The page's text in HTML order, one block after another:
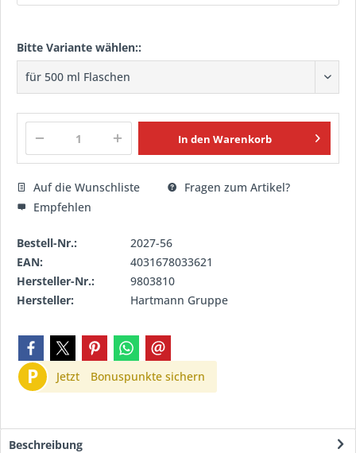
Bitte Variante wählen::
In den Warenkorb
Auf die Wunschliste
Fragen zum Artikel?
Empfehlen
Bestell-Nr.:
2027-56
EAN:
4031678033621
Hersteller-Nr.:
9803810
Hersteller:
Hartmann Gruppe
P Jetzt Bonuspunkte sichern
Beschreibung